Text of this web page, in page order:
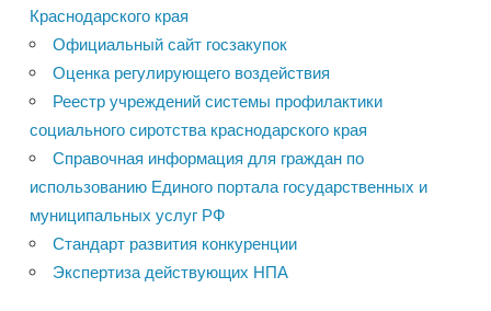
Краснодарского края
Официальный сайт госзакупок
Оценка регулирующего воздействия
Реестр учреждений системы профилактики
социального сиротства краснодарского края
Справочная информация для граждан по
использованию Единого портала государственных и
муниципальных услуг РФ
Стандарт развития конкуренции
Экспертиза действующих НПА